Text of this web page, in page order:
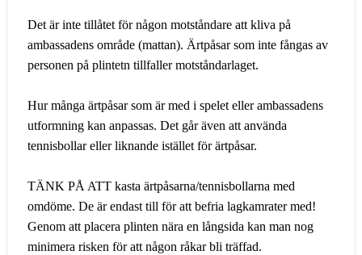
Det är inte tillåtet för någon motståndare att kliva på
ambassadens område (mattan). Ärtpåsar som inte fångas av
personen på plintetn tillfaller motståndarlaget.
Hur många ärtpåsar som är med i spelet eller ambassadens
utformning kan anpassas. Det går även att använda
tennisbollar eller liknande istället för ärtpåsar.
TÄNK PÅ ATT kasta ärtpåsarna/tennisbollarna med
omdöme. De är endast till för att befria lagkamrater med!
Genom att placera plinten nära en långsida kan man nog
minimera risken för att någon råkar bli träffad.